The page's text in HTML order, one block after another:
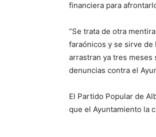
financiera para
“Se trata de otra
faraónicos y se sirve
arrastran ya tres meses
denuncias contra el
El Partido Popular de
que el Ayuntamiento la